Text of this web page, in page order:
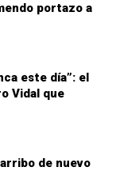
portazo a
este día”: el
Vidal que
de nuevo